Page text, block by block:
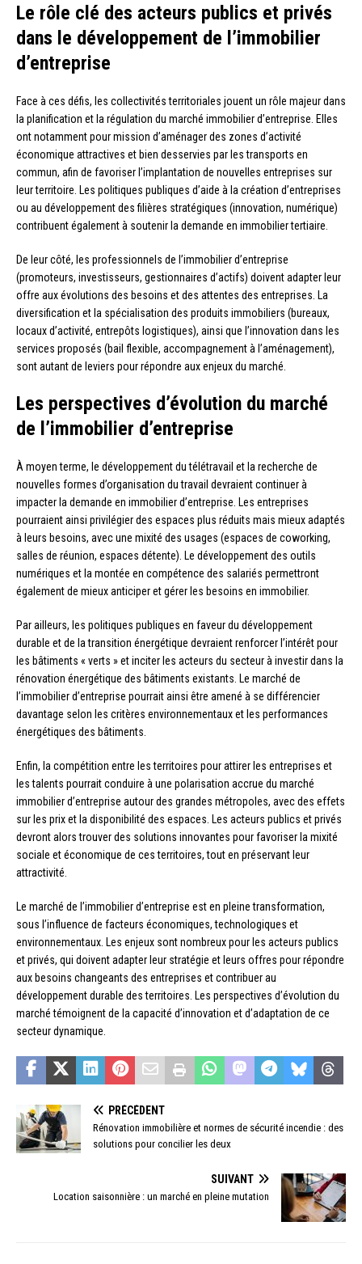
Le rôle clé des acteurs publics et privés
dans le développement de l’immobilier
d’entreprise
Face à ces défis, les collectivités territoriales jouent un rôle majeur dans
la planification et la régulation du marché immobilier d’entreprise. Elles
ont notamment pour mission d’aménager des zones d’activité
économique attractives et bien desservies par les transports en
commun, afin de favoriser l’implantation de nouvelles entreprises sur
leur territoire. Les politiques publiques d’aide à la création d’entreprises
ou au développement des filières stratégiques (innovation, numérique)
contribuent également à soutenir la demande en immobilier tertiaire.
De leur côté, les professionnels de l’immobilier d’entreprise
(promoteurs, investisseurs, gestionnaires d’actifs) doivent adapter leur
offre aux évolutions des besoins et des attentes des entreprises. La
diversification et la spécialisation des produits immobiliers (bureaux,
locaux d’activité, entrepôts logistiques), ainsi que l’innovation dans les
services proposés (bail flexible, accompagnement à l’aménagement),
sont autant de leviers pour répondre aux enjeux du marché.
Les perspectives d’évolution du marché
de l’immobilier d’entreprise
À moyen terme, le développement du télétravail et la recherche de
nouvelles formes d’organisation du travail devraient continuer à
impacter la demande en immobilier d’entreprise. Les entreprises
pourraient ainsi privilégier des espaces plus réduits mais mieux adaptés
à leurs besoins, avec une mixité des usages (espaces de coworking,
salles de réunion, espaces détente). Le développement des outils
numériques et la montée en compétence des salariés permettront
également de mieux anticiper et gérer les besoins en immobilier.
Par ailleurs, les politiques publiques en faveur du développement
durable et de la transition énergétique devraient renforcer l’intérêt pour
les bâtiments « verts » et inciter les acteurs du secteur à investir dans la
rénovation énergétique des bâtiments existants. Le marché de
l’immobilier d’entreprise pourrait ainsi être amené à se différencier
davantage selon les critères environnementaux et les performances
énergétiques des bâtiments.
Enfin, la compétition entre les territoires pour attirer les entreprises et
les talents pourrait conduire à une polarisation accrue du marché
immobilier d’entreprise autour des grandes métropoles, avec des effets
sur les prix et la disponibilité des espaces. Les acteurs publics et privés
devront alors trouver des solutions innovantes pour favoriser la mixité
sociale et économique de ces territoires, tout en préservant leur
attractivité.
Le marché de l’immobilier d’entreprise est en pleine transformation,
sous l’influence de facteurs économiques, technologiques et
environnementaux. Les enjeux sont nombreux pour les acteurs publics
et privés, qui doivent adapter leur stratégie et leurs offres pour répondre
aux besoins changeants des entreprises et contribuer au
développement durable des territoires. Les perspectives d’évolution du
marché témoignent de la capacité d’innovation et d’adaptation de ce
secteur dynamique.
PRÉCÉDENT
Rénovation immobilière et normes de sécurité incendie : des
solutions pour concilier les deux
SUIVANT
Location saisonnière : un marché en pleine mutation